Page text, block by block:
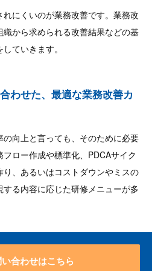
にくいのが業務改善です。業務改
から求められる改善結果などの基
ていきます。
わせた、最適な業務改善カ
向上と言っても、そのために必要
ロー作成や標準化、PDCAサイク
、あるいはコストダウンやミスの
る内容に応じた研修メニューが多
合わせはこちら